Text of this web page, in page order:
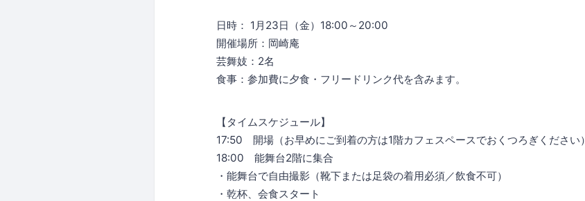
日時： 1月23日（金）18:00～20:00
開催場所：岡崎庵
芸舞妓：2名
食事：参加費に夕食・フリードリンク代を含みます。
【タイムスケジュール】
17:50 開場（お早めにご到着の方は1階カフェスペースでおくつろぎください）
18:00 能舞台2階に集合
・能舞台で自由撮影（靴下または足袋の着用必須／飲食不可）
・乾杯、会食スタート